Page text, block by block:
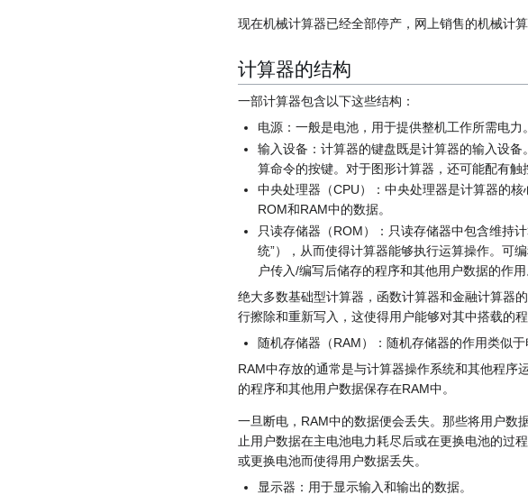
现在机械计算器已经全部停产，网上销售的机械计
计算器的结构
一部计算器包含以下这些结构：
电源：一般是电池，用于提供整机工作所需电力。
输入设备：计算器的键盘既是计算器的输入设
算命令的按键。对于图形计算器，还可能配有触
中央处理器（CPU）：中央处理器是计算器的
ROM和RAM中的数据。
只读存储器（ROM）：只读存储器中包含维持
统”），从而使得计算器能够执行运算操作。可
户传入/编写后储存的程序和其他用户数据的作用
绝大多数基础型计算器，函数计算器和金融计算器
行擦除和重新写入，这使得用户能够对其中搭载的
随机存储器（RAM）：随机存储器的作用类似
RAM中存放的通常是与计算器操作系统和其他程序
的程序和其他用户数据保存在RAM中。
一旦断电，RAM中的数据便会丢失。那些将用户数
止用户数据在主电池电力耗尽后或在更换电池的过
或更换电池而使得用户数据丢失。
显示器：用于显示输入和输出的数据。